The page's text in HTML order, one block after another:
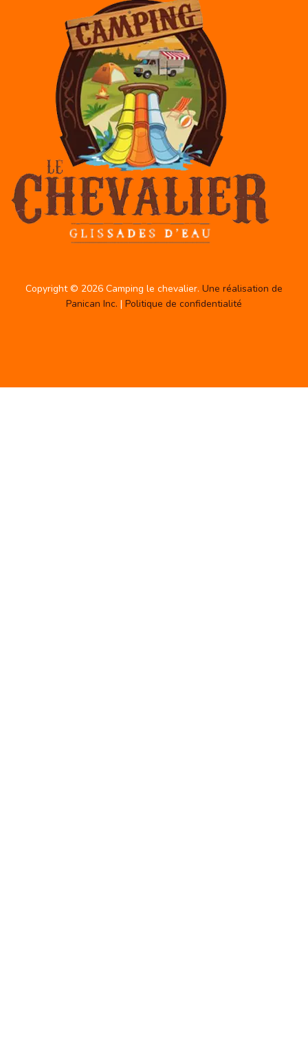
Copyright © 2026 Camping le chevalier. Une réalisation de
Panican Inc. | Politique de confidentialité